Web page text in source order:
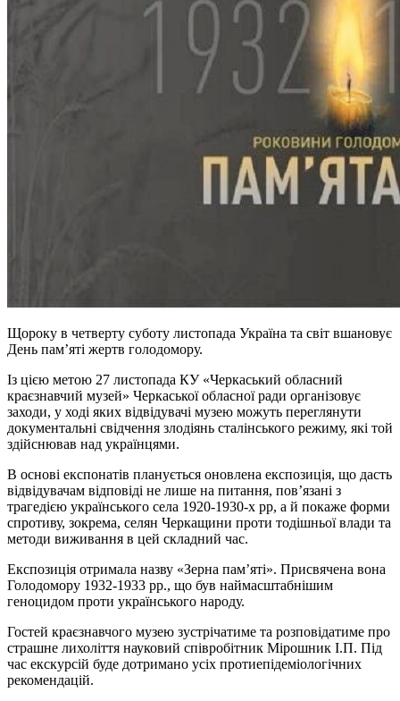
Щороку в четверту суботу листопада Україна та світ вшановує
День пам’яті жертв голодомору.
Із цією метою 27 листопада КУ «Черкаський обласний
краєзнавчий музей» Черкаської обласної ради організовує
заходи, у ході яких відвідувачі музею можуть переглянути
документальні свідчення злодіянь сталінського режиму, які той
здійснював над українцями.
В основі експонатів планується оновлена експозиція, що дасть
відвідувачам відповіді не лише на питання, пов’язані з
трагедією українського села 1920-1930-х рр, а й покаже форми
спротиву, зокрема, селян Черкащини проти тодішньої влади та
методи виживання в цей складний час.
Експозиція отримала назву «Зерна пам’яті». Присвячена вона
Голодомору 1932-1933 рр., що був наймасштабнішим
геноцидом проти українського народу.
Гостей краєзнавчого музею зустрічатиме та розповідатиме про
страшне лихоліття науковий співробітник Мірошник І.П. Під
час екскурсій буде дотримано усіх протиепідеміологічних
рекомендацій.